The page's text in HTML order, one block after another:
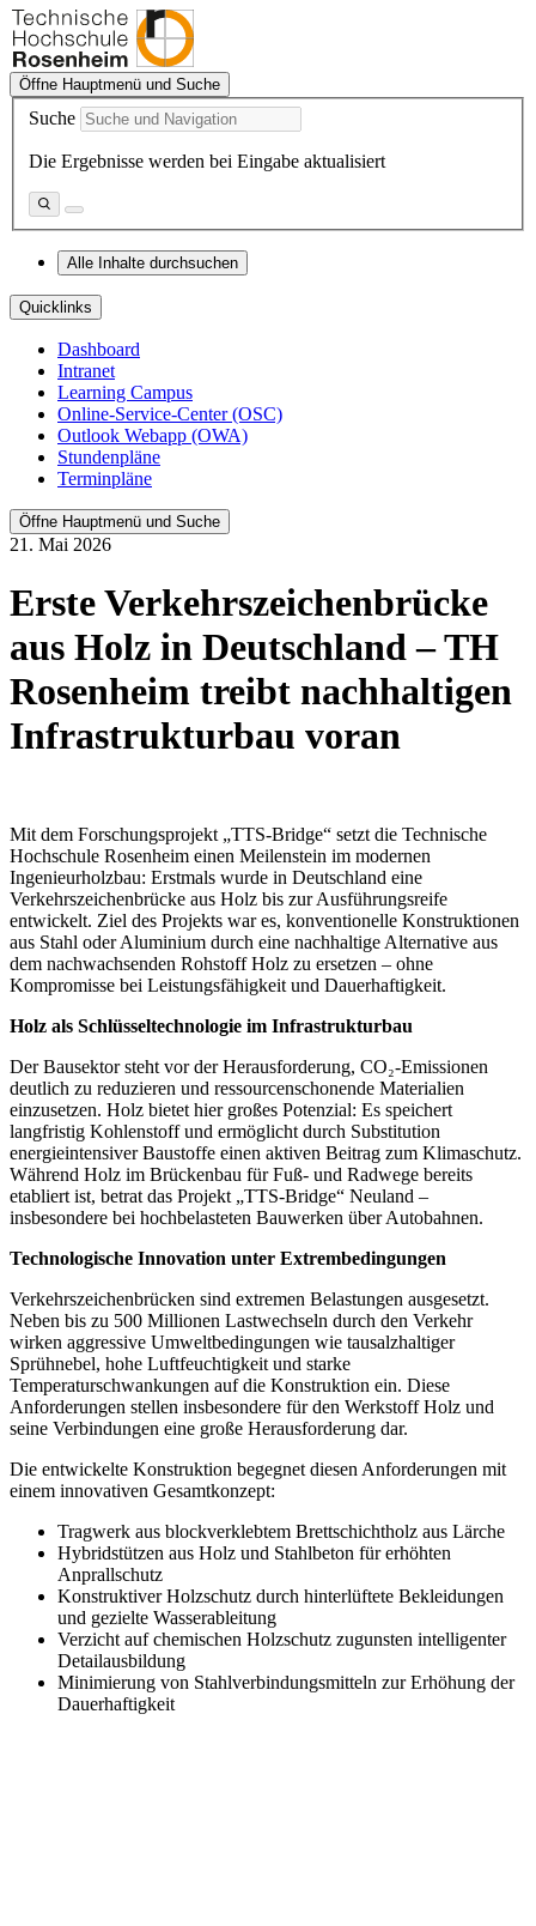
Öffne Hauptmenü und Suche
Suche
Die Ergebnisse werden bei Eingabe aktualisiert
Alle Inhalte durchsuchen
Quicklinks
Dashboard
Intranet
Learning Campus
Online-Service-Center (OSC)
Outlook Webapp (OWA)
Stundenpläne
Terminpläne
Öffne Hauptmenü und Suche
21. Mai 2026
Erste Verkehrszeichenbrücke
aus Holz in Deutschland – TH
Rosenheim treibt nachhaltigen
Infrastrukturbau voran
Mit dem Forschungsprojekt „TTS-Bridge“ setzt die Technische
Hochschule Rosenheim einen Meilenstein im modernen
Ingenieurholzbau: Erstmals wurde in Deutschland eine
Verkehrszeichenbrücke aus Holz bis zur Ausführungsreife
entwickelt. Ziel des Projekts war es, konventionelle Konstruktionen
aus Stahl oder Aluminium durch eine nachhaltige Alternative aus
dem nachwachsenden Rohstoff Holz zu ersetzen – ohne
Kompromisse bei Leistungsfähigkeit und Dauerhaftigkeit.
Holz als Schlüsseltechnologie im Infrastrukturbau
Der Bausektor steht vor der Herausforderung, CO₂-Emissionen
deutlich zu reduzieren und ressourcenschonende Materialien
einzusetzen. Holz bietet hier großes Potenzial: Es speichert
langfristig Kohlenstoff und ermöglicht durch Substitution
energieintensiver Baustoffe einen aktiven Beitrag zum Klimaschutz.
Während Holz im Brückenbau für Fuß- und Radwege bereits
etabliert ist, betrat das Projekt „TTS-Bridge“ Neuland –
insbesondere bei hochbelasteten Bauwerken über Autobahnen.
Technologische Innovation unter Extrembedingungen
Verkehrszeichenbrücken sind extremen Belastungen ausgesetzt.
Neben bis zu 500 Millionen Lastwechseln durch den Verkehr
wirken aggressive Umweltbedingungen wie tausalzhaltiger
Sprühnebel, hohe Luftfeuchtigkeit und starke
Temperaturschwankungen auf die Konstruktion ein. Diese
Anforderungen stellen insbesondere für den Werkstoff Holz und
seine Verbindungen eine große Herausforderung dar.
Die entwickelte Konstruktion begegnet diesen Anforderungen mit
einem innovativen Gesamtkonzept:
Tragwerk aus blockverklebtem Brettschichtholz aus Lärche
Hybridstützen aus Holz und Stahlbeton für erhöhten
Anprallschutz
Konstruktiver Holzschutz durch hinterlüftete Bekleidungen
und gezielte Wasserableitung
Verzicht auf chemischen Holzschutz zugunsten intelligenter
Detailausbildung
Minimierung von Stahlverbindungsmitteln zur Erhöhung der
Dauerhaftigkeit